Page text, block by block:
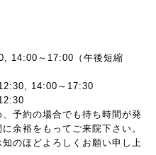
14:00～17:00（午後短縮
14:00～17:30
予約の場合でも待ち時間が発
余裕をもってご来院下さい。
のほどよろしくお願い申し上